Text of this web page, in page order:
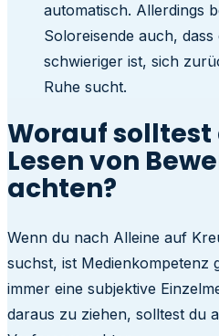
automatisch. Allerdings
Soloreisende auch,
schwieriger ist, sich
Ruhe sucht.
Worauf
Lesen von
achten?
Wenn du nach Alleine auf
suchst, ist Medienkompetenz
immer eine subjektive
daraus zu ziehen, solltest du